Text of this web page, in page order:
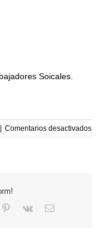
Soicales.
Comentarios desactivadosen
Red
Pinterest
Vk Email